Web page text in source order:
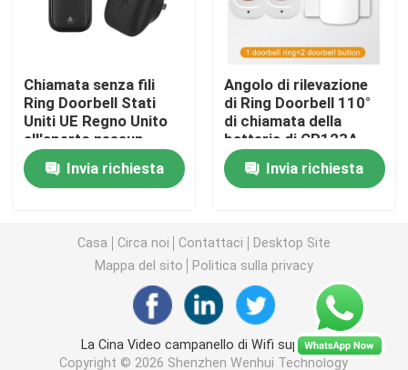
Teleruttore senza fili
Incavo astuto di Wifi
Incavo astuto di Zigbee
Incavo astuto di Homekit
Commutatore senza fili auto-alimentato
Sensore di allarme intelligente
Chiamata senza fili
Ring Doorbell Stati
Uniti UE Regno Unito
all'aperto nessun
campanello
impermeabile auto-
alimentato fissante
Invia richiesta
Angolo di rilevazione
di Ring Doorbell 110°
di chiamata della
batteria di CR123A
per la vostra
sicurezza del collo
Invia richiesta
Casa Circa noi Contattaci
Desktop Site
Mappa del sito
Politica sulla privacy
La Cina Video campanello di Wifi supplier.
Copyright © 2026 Shenzhen Wenhui Technology